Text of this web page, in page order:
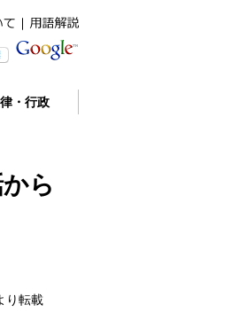
・行政
ら
り転載